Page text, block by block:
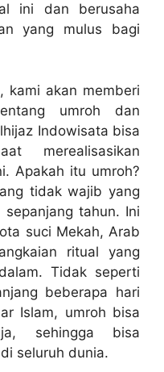
ini dan berusaha
yang mulus bagi
kami akan memberi
umroh dan
Indowisata bisa
merealisasikan
Apakah itu umroh?
tidak wajib yang
tahun. Ini
suci Mekah, Arab
ritual yang
Tidak seperti
beberapa hari
Islam, umroh bisa
sehingga bisa
seluruh dunia.